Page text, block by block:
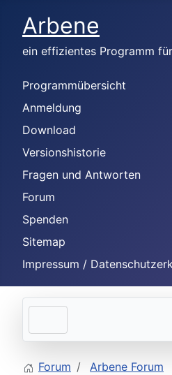
Arbene
ein effizientes Programm
Programmübersicht
Anmeldung
Download
Versionshistorie
Fragen und Antworten
Forum
Spenden
Sitemap
Impressum /
Forum
Arbene Forum